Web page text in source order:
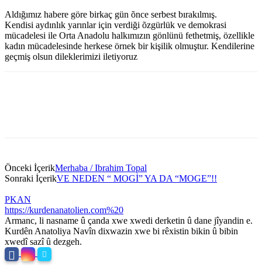
Aldığımız habere göre birkaç gün õnce serbest bırakılmış.
Kendisi aydınlık yarınlar için verdiği õzgürlük ve demokrasi
mücadelesi ile Orta Anadolu halkımızın gönlünü fethetmiş, özellikle
kadın mücadelesinde herkese örnek bir kişilik olmuştur. Kendilerine
geçmiş olsun dileklerimizi iletiyoruz
Önceki İçerikMerhaba / Ibrahim Topal
Sonraki İçerikVE NEDEN “ MOGİ” YA DA “MOGE”!!
PKAN
https://kurdenanatolien.com%20
Armanc, li nasname û çanda xwe xwedi derketin û dane jîyandin e.
Kurdên Anatoliya Navîn dixwazin xwe bi rêxistin bikin û bibin
xwedî sazî û dezgeh.